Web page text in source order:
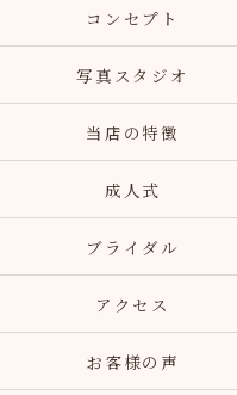
コンセプト
写真スタジオ
当店の特徴
成人式
ブライダル
アクセス
お客様の声